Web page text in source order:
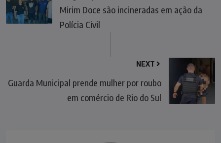
Mirim Doce são incineradas em ação da
Polícia Civil
NEXT
Guarda Municipal prende mulher por roubo
em comércio de Rio do Sul